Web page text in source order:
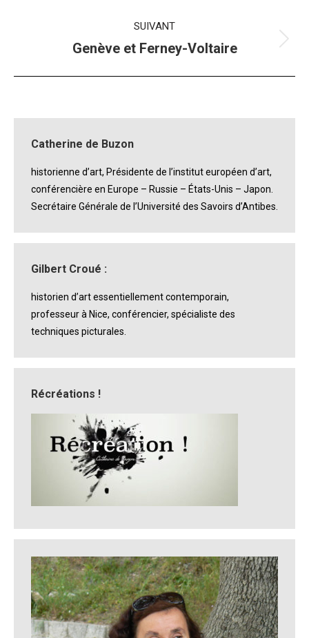
:
SUIVANT
Album
Genève et Ferney-Voltaire
Catherine de Buzon
historienne d’art, Présidente de l’institut européen d’art,
conférencière en Europe – Russie – États-Unis – Japon.
Secrétaire Générale de l’Université des Savoirs d’Antibes.
Gilbert Croué :
historien d’art essentiellement contemporain,
professeur à Nice, conférencier, spécialiste des
techniques picturales.
Récréations !